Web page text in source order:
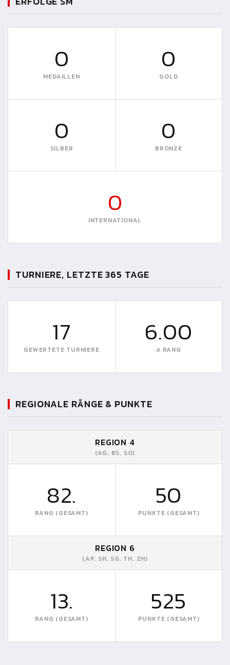
0
MEDAILLEN
0
GOLD
0
SILBER
0
BRONZE
0
INTERNATIONAL
TURNIERE, LETZTE 365 TAGE
17
GEWERTETE TURNIERE
6.00
∅ RANG
REGIONALE RÄNGE & PUNKTE
REGION 4
(AG, BS, SO)
82.
RANG (GESAMT)
50
PUNKTE (GESAMT)
REGION 6
(AP, SH, SG, TH, ZH)
13.
RANG (GESAMT)
525
PUNKTE (GESAMT)